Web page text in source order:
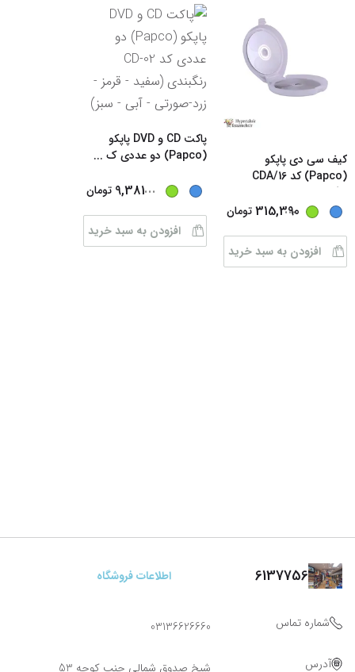
کیف سی دی پاپکو
(Papco) کد CDA/16
رنگب
...
315,390 تومان
افزودن به سبد خرید
پاکت CD و DVD پاپکو
(Papco) دو عددی ک
...
...
9,381 تومان
افزودن به سبد خرید
6137756 اطلاعات فروشگاه
شماره تماس 03136626660
آدرس شیخ صدوق شمالی جنب کوچه 53